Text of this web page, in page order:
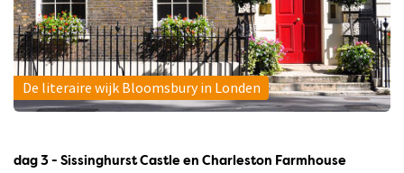
De literaire wijk Bloomsbury in Londen
dag 3 - Sissinghurst Castle en Charleston Farmhouse